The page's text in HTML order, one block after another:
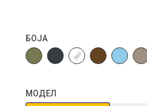
БОЈА
МОДЕЛ